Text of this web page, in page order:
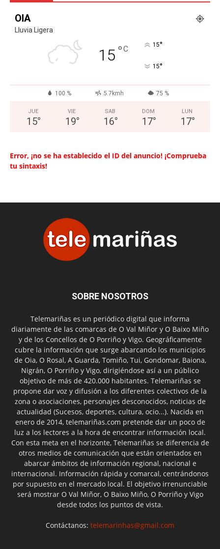
OIA
Lluvia Ligera
15 °C 15°
15°
100 % 5.7kmh 75 %
JUE
15°
VIE
19°
SAB
16°
DOM
17°
LUN
17°
Error, ¡no se ha establecido el ID del anuncio! ¡Comprueba
tu sintaxis!
SOBRE NOSOTROS
Telemariñas es un periódico digital que informa
diariamente de las comarcas de O Val Miñor y O Baixo Miño
y de los Concellos de O Porriño y Vigo. Geográficamente
cubre la información que surge abarcando los municipios
de Oia, O Rosal, A Guarda, Tomiño, Tui, Gondomar, Baiona,
Nigrán, O Porriño y Vigo, dirigiéndose así a un público
objetivo de más de 420.000 habitantes. Telemariñas se
propone dar voz y difusión a los diferentes colectivos de la
zona o asociaciones, personajes desconocidos, noticias de
actualidad (Sucesos, deportes, cultura, ocio...). Nacida en
enero de 2014, telemariñas.com pretende dar un poco de
luz a los lectores a la hora de encontrar información local.
Con esta meta en el horizonte, Telemariñas se diferencia de
otros medios de comunicación que están orientados en
abarcar ámbitos de información regional, nacional e
internacional. Información rápida y comarcal, centrándonos
por supuesto en el mercado local. El objetivo irrenunciable
será mostrar O Val Miñor, O Baixo Miño, O Porriño y Vigo
desde todos los puntos de vista.
Contáctanos: telemarinhas@gmail.com